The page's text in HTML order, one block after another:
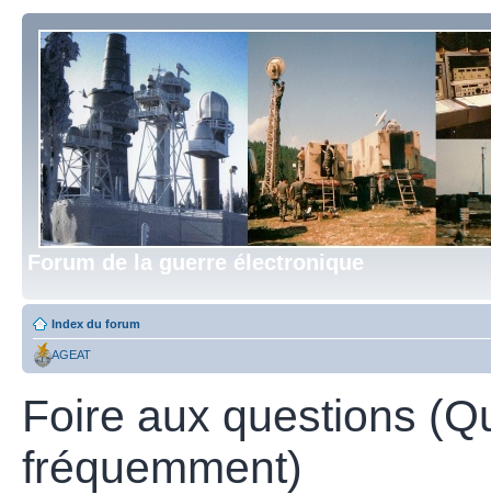
Forum de la guerre électronique
Index du forum
AGEAT
Foire aux questions
fréquemment)